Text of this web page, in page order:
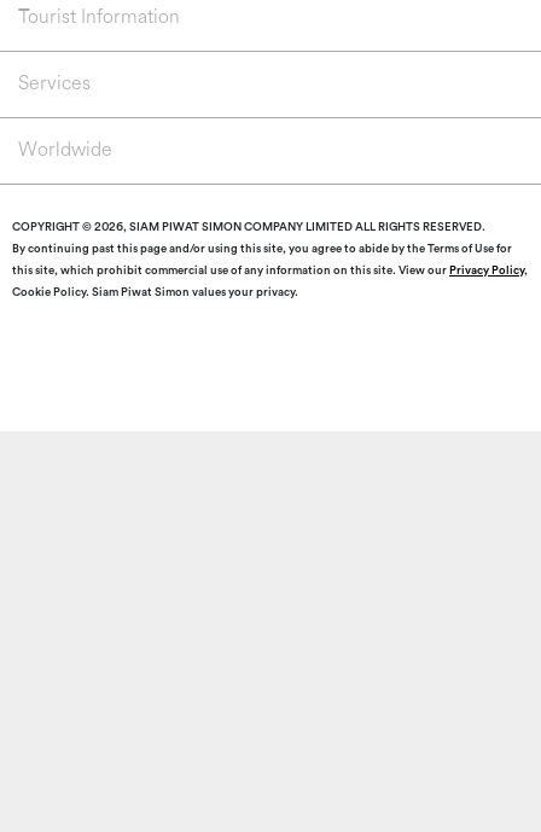
Tourist Information
Services
Worldwide
COPYRIGHT © 2026, SIAM PIWAT SIMON COMPANY LIMITED ALL RIGHTS RESERVED.
By continuing past this page and/or using this site, you agree to abide by the Terms of Use for
this site, which prohibit commercial use of any information on this site. View ourPrivacy Policy,
Cookie Policy. Siam Piwat Simon values your privacy.